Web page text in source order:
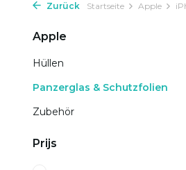
Zurück Startseite Apple
Apple
Hüllen
Panzerglas & Schutzfolien
Zubehör
Prijs